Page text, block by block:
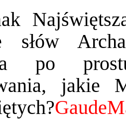
słów
po
jakie